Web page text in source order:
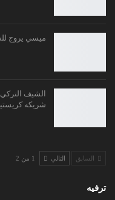
ميسي يروج
الشيف
شريكه
السابق التالي 1 من 2
ترفيه